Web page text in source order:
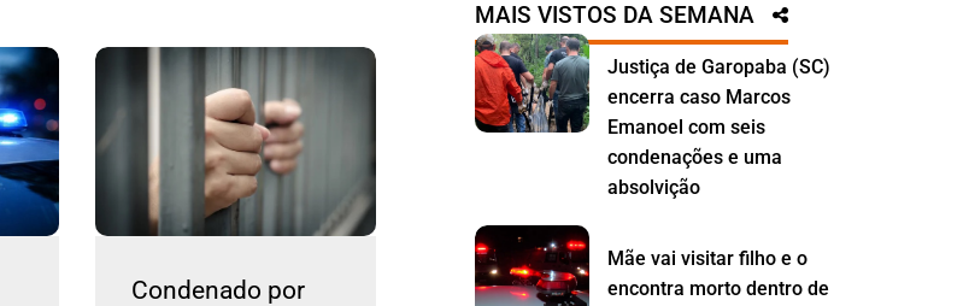
Condenado por
MAIS VISTOS DA SEMANA
Justiça de Garopaba (SC)
encerra caso Marcos
Emanoel com seis
condenações e uma
absolvição
Mãe vai visitar filho e o
encontra morto dentro de